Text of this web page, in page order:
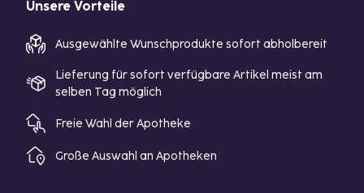
Unsere Vorteile
Ausgewählte Wunschprodukte sofort abholbereit
Lieferung für sofort verfügbare Artikel meist am
selben Tag möglich
Freie Wahl der Apotheke
Große Auswahl an Apotheken